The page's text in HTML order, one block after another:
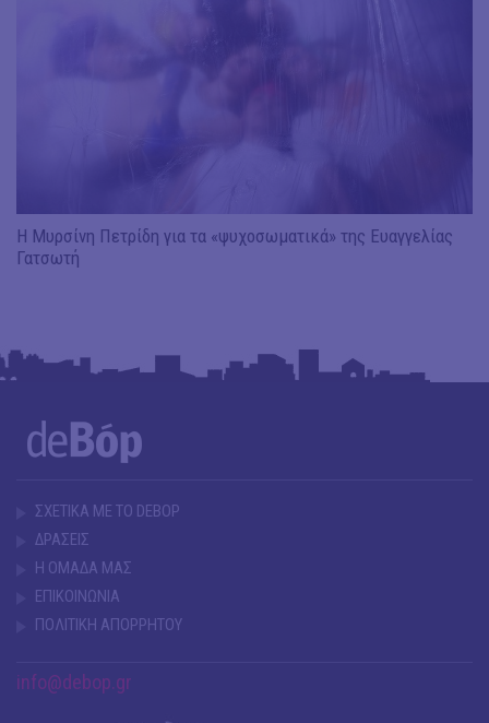
Η Μυρσίνη Πετρίδη για τα «ψυχοσωματικά» της Ευαγγελίας
Γατσωτή
ΣΧΕΤΙΚΑ ΜΕ ΤΟ DEBOP
ΔΡΑΣΕΙΣ
Η ΟΜΑΔΑ ΜΑΣ
ΕΠΙΚΟΙΝΩΝΙΑ
ΠΟΛΙΤΙΚΗ ΑΠΟΡΡΗΤΟΥ
info@debop.gr